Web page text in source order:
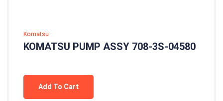
Komatsu
KOMATSU PUMP ASSY 708-3S-04580
Add To Cart